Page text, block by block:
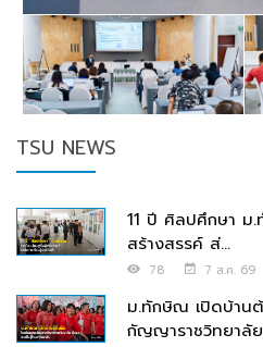
TSU NEWS
11 ปี ศิลปศึกษา ม
สร้างสรรค์ ส่...
78 7 ส.ค. 69
ม.ทักษิณ เปิดบ้าน
กัญญาราชวิทยาลั